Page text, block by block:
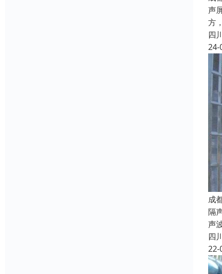
声
方
四
24-
成
隔
声
四
22-